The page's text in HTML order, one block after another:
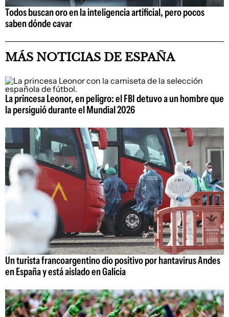
Todos buscan oro en la inteligencia artificial, pero pocos
saben dónde cavar
MÁS NOTICIAS DE ESPAÑA
La princesa Leonor, en peligro: el FBI detuvo a un hombre que
la persiguió durante el Mundial 2026
Un turista francoargentino dio positivo por hantavirus Andes
en España y está aislado en Galicia